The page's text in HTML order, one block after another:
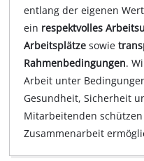
entlang der eigenen
ein respektvolles
Arbeitsplätzesowie
Rahmenbedingungen.
Arbeit unter
Gesundheit, Sicherheit
Mitarbeitenden
Zusammenarbeit